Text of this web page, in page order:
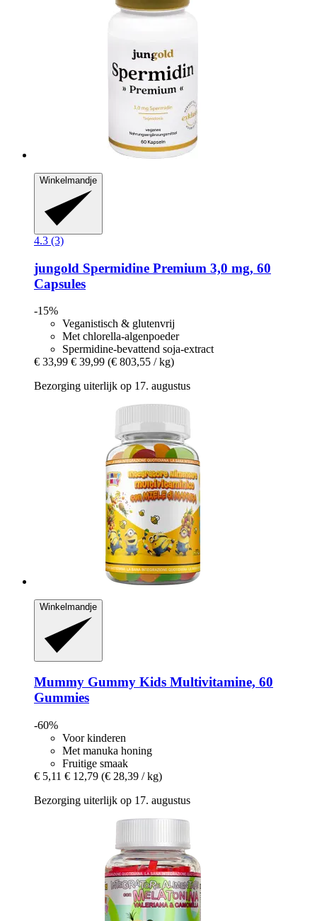
Winkelmandje
4.3 (3)
jungold Spermidine Premium 3,0 mg, 60
Capsules
-15%
Veganistisch & glutenvrij
Met chlorella-algenpoeder
Spermidine-bevattend soja-extract
€ 33,99 € 39,99 (€ 803,55 / kg)
Bezorging uiterlijk op 17. augustus
Winkelmandje
Mummy Gummy Kids Multivitamine, 60
Gummies
-60%
Voor kinderen
Met manuka honing
Fruitige smaak
€ 5,11 € 12,79 (€ 28,39 / kg)
Bezorging uiterlijk op 17. augustus